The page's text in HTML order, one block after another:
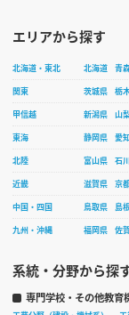
エリアから探す
北海道・東北 北海道 青
関東
茨城県 栃
甲信越
新潟県 山
東海
静岡県 愛
北陸
富山県 石
近畿
滋賀県 京
中国・四国
鳥取県 島
九州・沖縄
福岡県 佐
系統・分野から探
専門学校・その他教育